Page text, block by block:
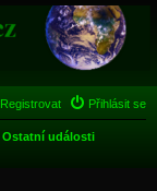
Přihlásit se
Registrovat
Ostatní události